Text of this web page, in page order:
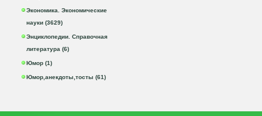
Экономика. Экономические
науки (3629)
Энциклопедии. Справочная
литература (6)
Юмор (1)
Юмор,анекдоты,тосты (61)